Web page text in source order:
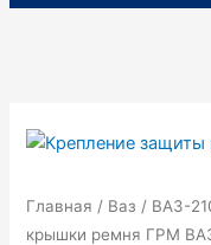
Главная / Ваз / ВАЗ-
крышки ремня ГРМ
Количество
Крепление
защиты